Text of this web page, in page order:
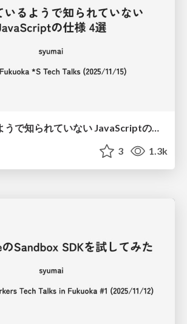
知られているようで知られていない JavaScriptの仕様 4選
3 1.3k